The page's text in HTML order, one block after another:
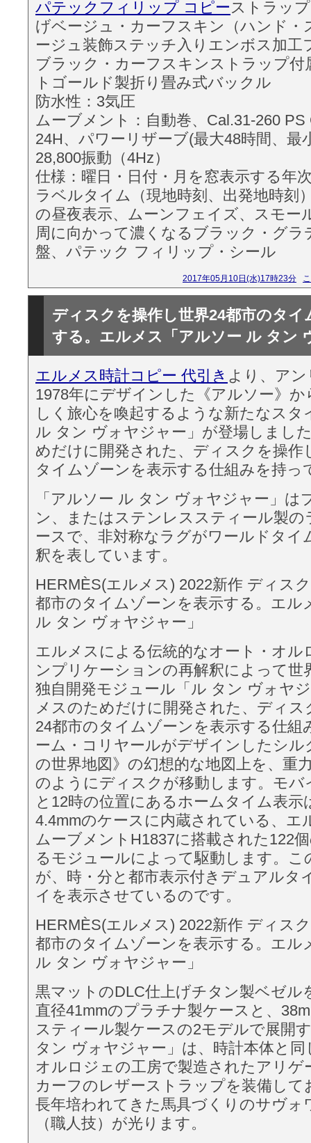
パテックフィリップ コピーストラッ
げベージュ・カーフスキン（ハンド・
ージュ装飾ステッチ入りエンボス加工
ブラック・カーフスキンストラップ付
トゴールド製折り畳み式バックル
防水性：3気圧
ムーブメント：自動巻、Cal.31-260 PS
24H、パワーリザーブ(最大48時間、最
28,800振動（4Hz）
仕様：曜日・日付・月を窓表示する年
ラベルタイム（現地時刻、出発地時刻
の昼夜表示、ムーンフェイズ、スモー
周に向かって濃くなるブラック・グラ
盤、パテック フィリップ・シール
2017年05月10日(水)17時23分
ディスクを操作し世界24都市のタイ
する。エルメス「アルソー ル タン
エルメス時計コピー 代引き より、ア
1978年にデザインした《アルソー》
しく旅心を喚起するような新たなスタ
ル タン ヴォヤジャー」が登場しまし
めだけに開発された、ディスクを操作
タイムゾーンを表示する仕組みを持っ
「アルソー ル タン ヴォヤジャー」は
ン、またはステンレススティール製
ースで、非対称なラグがワールドタイ
釈を表しています。
HERMÈS(エルメス) 2022新作 ディス
都市のタイムゾーンを表示する。エル
ル タン ヴォヤジャー」
エルメスによる伝統的なオート・オル
ンプリケーションの再解釈によって世
独自開発モジュール「ル タン ヴォヤ
メスのためだけに開発された、ディス
24都市のタイムゾーンを表示する仕組
ーム・コリヤールがデザインしたシル
の世界地図》の幻想的な地図上を、重
のようにディスクが移動します。モバ
と12時の位置にあるホームタイム表示
4.4mmのケースに内蔵されている、エ
ムーブメントH1837に搭載された122
るモジュールによって駆動します。こ
が、時・分と都市表示付きデュアルタ
イを表示させているのです。
HERMÈS(エルメス) 2022新作 ディス
都市のタイムゾーンを表示する。エル
ル タン ヴォヤジャー」
黒マットのDLC仕上げチタン製ベゼル
直径41mmのプラチナ製ケースと、
スティール製ケースの2モデルで展開
タン ヴォヤジャー」は、時計本体と
オルロジェの工房で製造されたアリゲ
カーフのレザーストラップを装備して
長年培われてきた馬具づくりのサヴォ
（職人技）が光ります。